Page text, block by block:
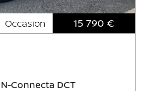
Occasion 15 790 €
N-Connecta DCT